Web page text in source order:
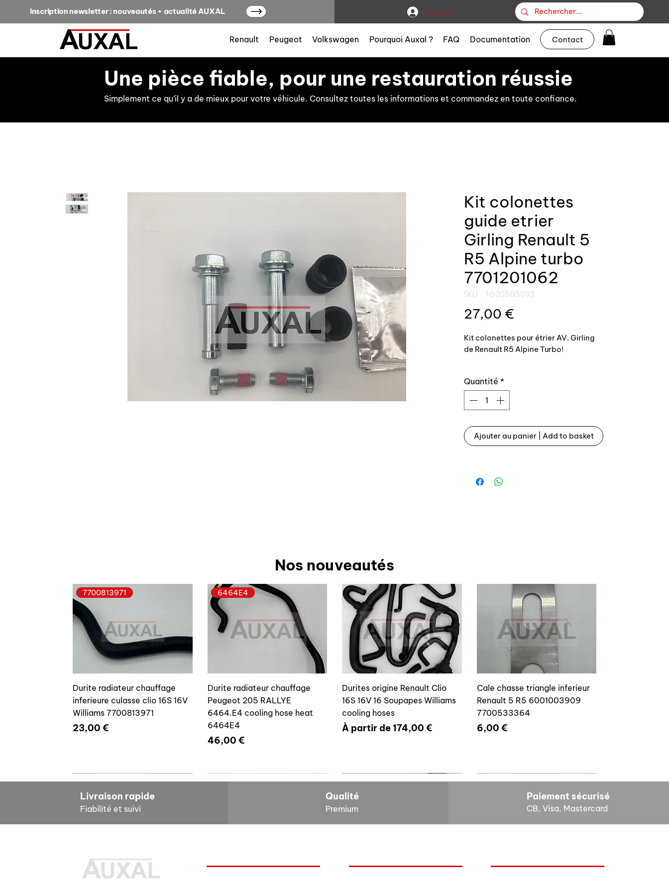
Inscription newsletter : nouveautés + actualité AUXAL Connexion
Renault Peugeot Volkswagen Pourquoi Auxal ? FAQ Documentation Contact
Une pièce fiable, pour une restauration réussie
Simplement ce qu’il y a de mieux pour votre véhicule. Consultez toutes les informations et commandez en toute confiance.
Kit colonettes
guide etrier
Girling Renault 5
R5 Alpine turbo
7701201062
SKU : 16-205-05-033
27,00 €
Kit colonettes pour étrier AV. Girling
de Renault R5 Alpine Turbo!
- guide étrier en acier traité +
revêtement chrome
- berlingo de graisse
- 2 vis de maintien avec frein filet
Cela vous permet de supprimer le jeu
- 2 pins in steel chrome platted
- 2 bolts with thread lock on
- 2 gaiters for pins dust protection
- 1 grease bag
- 1 bleed screw cap
That kit offer a frzsh condition to your
caliper slider system!
Quantité *
Ajouter au panier | Add to basket
Nos nouveautés
7700813971
Durite radiateur chauffage
inferieure culasse clio 16S 16V
Williams 7700813971
Prix
23,00 €
6464E4
Durite radiateur chauffage
Peugeot 205 RALLYE
6464.E4 cooling hose heat
6464E4
Prix
46,00 €
Durites origine Renault Clio
16S 16V 16 Soupapes Williams
cooling hoses
À partir de174,00 €
Prix promotionnel
Cale chasse triangle inferieur
Renault 5 R5 6001003909
7700533364
Prix
6,00 €
7700804635
Durite radiateur chauffage
7700804636 6464E4
Cale reglage gache coffre R5
Livraison rapide
Fiabilité et suivi
Qualité
Premium
Paiement sécurisé
CB, Visa, Mastercard